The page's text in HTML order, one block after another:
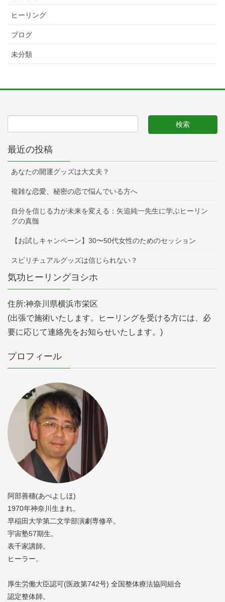
ヒーリング
ブログ
未分類
最近の投稿
あなたの開運グッズは大丈夫？
複雑な恋愛、秘密の恋で悩んでいる方へ
自分を信じる力が未来を変える：矢追純一先生に学ぶヒーリン
グの真髄
【お試しキャンペーン】30〜50代女性のためのセッション
スピリチュアルグッズは信じられない？
気功ヒーリングヨシホ
住所:神奈川県横浜市栄区
(出張で施術いたします。ヒーリングを受ける方には、必
要に応じて連絡先をお知らせいたします。)
プロフィール
阿部善穗(あべよしほ)
1970年神奈川生まれ。
早稲田大学第二文学部演劇専修卒。
宇宙塾57期生。
表千家講師。
ヒーラー。
厚生労働大臣認可(医政第742号) 全国整体療法協同組合
認定整体師。